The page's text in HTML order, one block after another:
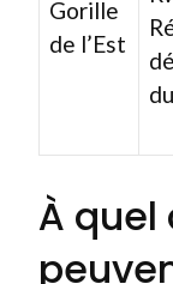
Gorille
de l’Est
À quel